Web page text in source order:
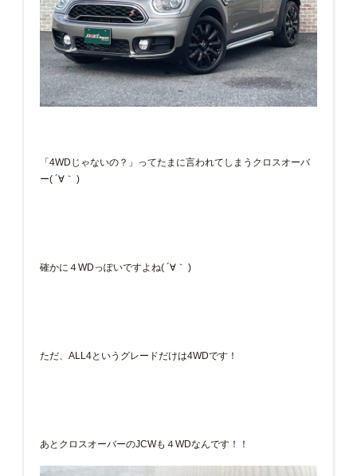
「4WDじゃないの？」ってたまに言われてしまうクロスオーバ
ー( ´∀｀ )
確かに４WDっぽいですよね( ´∀｀ )
ただ、ALL4というグレードだけは4WDです！
あとクロスオーバーのJCWも４WDなんです！！